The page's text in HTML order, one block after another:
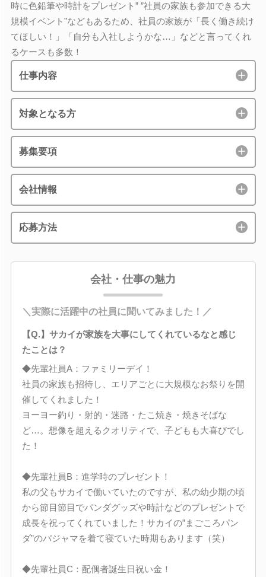
時に色鉛筆や時計をプレゼント” ”社員の家族も参加できる大
規模イベント”などもあるため、社員の家族が「長く働き続け
てほしい！」「自分も入社しようかな…」などと言ってくれ
るケースも多数！
仕事内容
対象となる方
募集要項
会社情報
応募方法
会社・仕事の魅力
＼実際に活躍中の社員に聞いてみました！／
【Q.】サカイが家族を大事にしてくれているなと感じ
たことは？
◆先輩社員A：ファミリーデイ！
社員の家族も招待し、エリアごとに大規模なお祭りを開
催してくれました！
ヨーヨー釣り・射的・迷路・たこ焼き・焼きそばな
ど…。想像を超えるクオリティで、子どもも大喜びでし
た！
◆先輩社員B：進学時のプレゼント！
私の父もサカイで働いていたのですが、私の幼少期の頃
から節目節目でパンダグッズや時計などのプレゼントで
成長を祝ってくれていました！サカイの”まごころパン
ダ”のパジャマを着て寝ていた時期もあります（笑）
◆先輩社員C：配偶者誕生日祝い金！